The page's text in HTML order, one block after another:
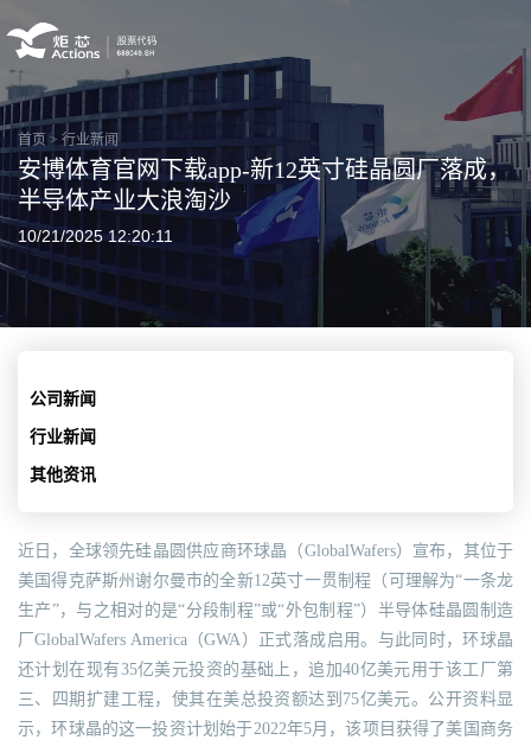
首页 > 行业新闻
安博体育官网下载app-新12英寸硅晶圆厂落成，
半导体产业大浪淘沙
10/21/2025 12:20:11
公司新闻
行业新闻
其他资讯
近日，全球领先硅晶圆供应商环球晶（GlobalWafers）宣布，其位于
美国得克萨斯州谢尔曼市的全新12英寸一贯制程（可理解为“一条龙
生产”，与之相对的是“分段制程”或“外包制程”）半导体硅晶圆制造
厂GlobalWafers America（GWA）正式落成启用。与此同时，环球晶
还计划在现有35亿美元投资的基础上，追加40亿美元用于该工厂第
三、四期扩建工程，使其在美总投资额达到75亿美元。公开资料显
示，环球晶的这一投资计划始于2022年5月，该项目获得了美国商务